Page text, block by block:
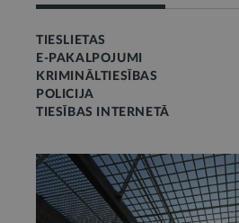
TIESLIETAS
E-PAKALPOJUMI
KRIMINĀLTIESĪBAS
POLICIJA
TIESĪBAS INTERNETĀ